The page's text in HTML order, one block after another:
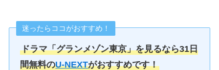
迷ったらココがおすすめ！
ドラマ「グランメゾン東京」を見るなら31日
間無料のU-NEXTがおすすめです！